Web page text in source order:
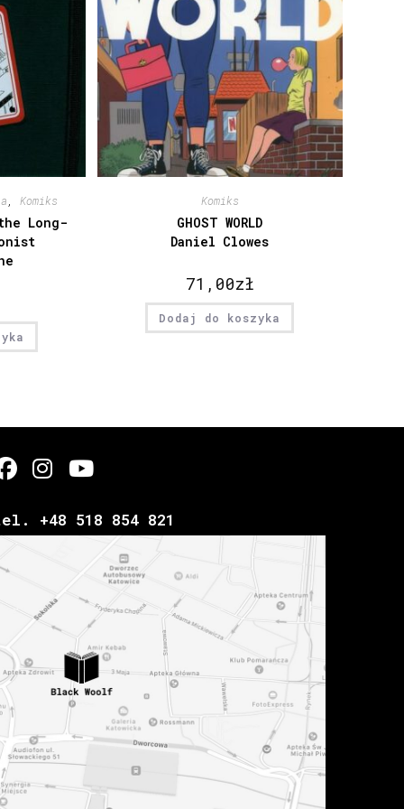
,Komiks
Long-
Komiks
GHOST WORLD
Daniel Clowes
71,00zł
Dodaj do koszyka
+48 518 854 821